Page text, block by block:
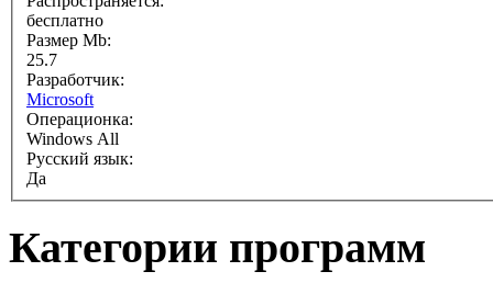
бесплатно
Размер Mb:
25.7
Разработчик:
Microsoft
Операционка:
Windows All
Русский язык:
Да
Категории программ